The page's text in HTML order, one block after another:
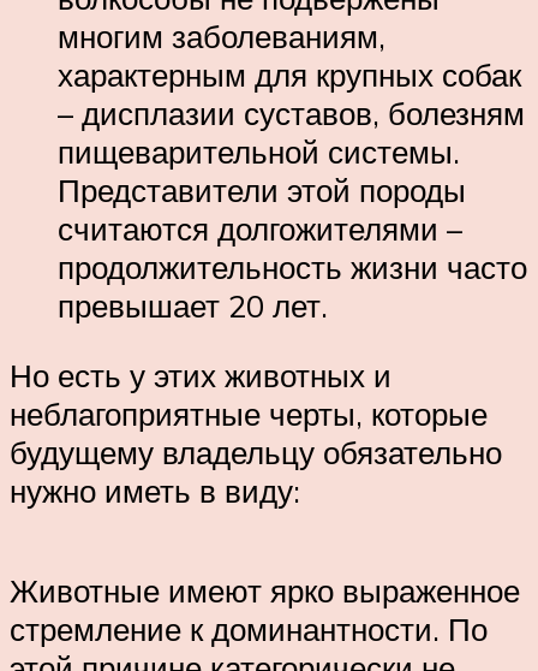
многим заболеваниям,
характерным для крупных собак
– дисплазии суставов, болезням
пищеварительной системы.
Представители этой породы
считаются долгожителями –
продолжительность жизни часто
превышает 20 лет.
Но есть у этих животных и
неблагоприятные черты, которые
будущему владельцу обязательно
нужно иметь в виду:
Животные имеют ярко выраженное
стремление к доминантности. По